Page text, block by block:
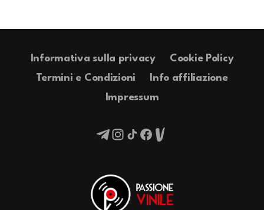
Informativa sulla privacy
Cookie Policy
Termini e Condizioni
Info affiliazione
Impressum